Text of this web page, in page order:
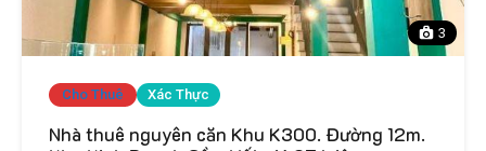
3
Cho Thuê Xác Thực
Nhà thuê nguyên căn Khu K300. Đường 12m.